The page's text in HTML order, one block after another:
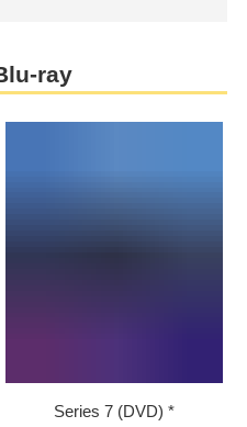
ray
Series 7 (DVD)